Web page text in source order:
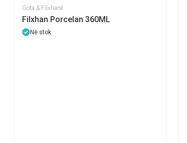
Gota & Filxhanë
Filxhan Porcelan 360ML
Në stok